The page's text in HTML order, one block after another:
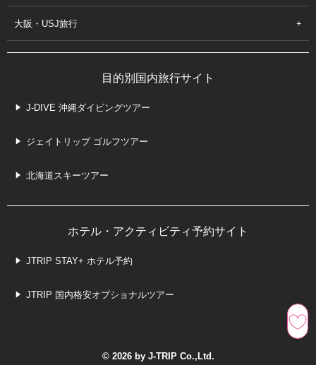
大阪・USJ旅行
目的別国内旅行サイト
J-DIVE 沖縄ダイビングツアー
ジェイトリップ ゴルフツアー
北海道スキーツアー
ホテル・アクティビティ予約サイト
JTRIP STAY+ ホテル予約
JTRIP 国内格安オプショナルツアー
© 2026 by J-TRIP Co.,Ltd.